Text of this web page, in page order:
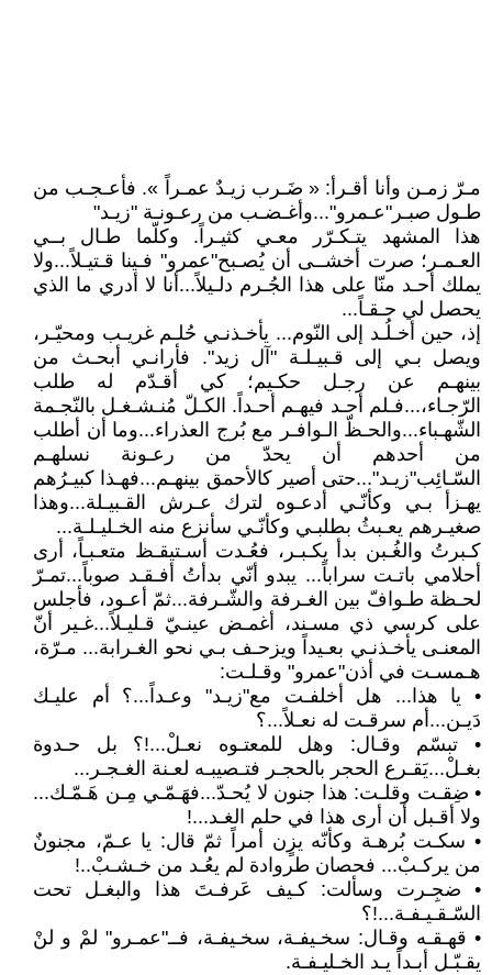
مـرّ زمـن وأنا أقـرأ: « ضَـرب زيـدٌ عمـراً ». فأعـجـب من
طـول صبـر"عـمرو"...وأغـضـب من رعـونـة "زيـد"
هذا المشهد يتـكـرّر معـي كثيـراً. وكلّما طـال بــي
العـمـر؛ صرت أخشــى أن يُصـبح"عمرو" فـينا قـتيـلاً...ولا
يملك أحـد منّا على هذا الجُـرم دلـيلاً...أنا لا أدري ما الذي
يحصل لي حـقـاً...
إذ، حين أخـلُـد إلى النّوم... يأخـذنـي حُلـم غريـب ومحيّـر،
ويصل بـي إلى قـبيـلـة "آل زيد". فأرانـي أبحـث من
بينهـم عن رجـل حكـيم؛ كي أقـدّم له طلب
الرّجـاء،...فـلم أجـد فيهـم أحـداً. الكـلّ مُنـشـغـل بالنّجـمة
الشّهـباء...والحـظّ الـوافـر مع بُرج العذراء...وما أن أطلب
من أحدهم أن يحدّ من رعـونة نسلهـم
السّـائِب"زيـد"...حتى أصير كالأحمق بينهـم...فهـذا كبيـرُهم
يهـزأ بـي وكأنّـي أدعـوه لترك عـرش القـبيـلة...وهذا
صغيـرهم يعـبثُ بطلبـي وكأنّـي سأنزع منه الخـليـلـة...
كـبرتُ والغُـبن بدأ يكـبـر، فعُـدت أسـتيقـظ متعـبـاً، أرى
أحلامي باتـت سراباً... يبدو أنّي بدأتُ أفـقـد صوباً...تمـرّ
لحـظة طـوافّ بين الغـرفة والشّـرفة...ثمّ أعـود، فأجلس
على كرسي ذي مسـند، أغمـض عينـيّ قـليـلاً...غـير أنّ
المعنـى يأخـذنـي بعـيداً ويزحـف بـي نحو الغـرابة... مـرّة،
هـمسـت في أذن"عمرو" وقـلـت:
• يا هذا... هل أخلفـت مع"زيـد" وعـداً...؟ أم عليـك
دَيـن...أم سرقـت له نعـلاً...؟
• تبسّم وقـال: وهل للمعتـوه نعـلْ...!؟ بل حـدوة
بغـلْ...يَقـرع الحجر بالحجـر فتـصيبـه لعـنة الغـجـر...
• ضِقـت وقلـت: هذا جنون لا يُحـدّ...فهَـمّـي مِـن هَـمّـك...
ولا أقـبل أن أرى هذا في حلم الغـد...!
• سكـت بُرهـة وكأنّه يزٍن أمراً ثمّ قال: يا عـمّ، مجنونٌ
من يركـبْ... فحصان طروادة لم يعُـد من خـشـبْ..!
• ضجِـرت وسألت: كـيف عَرفـتَ هذا والبغـل تحت
السّـقـيـفـة...!؟
• قهـقـه وقـال: سخـيفـة، سخـيفـة، فــ"عمـرو" لمْ و لنْ
يقـبّـل أبـداً يـد الخـليـفـة.